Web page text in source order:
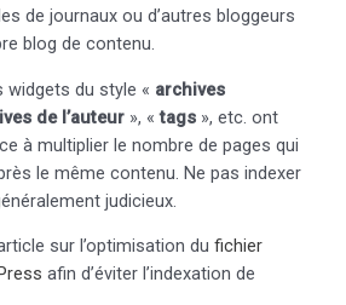
de journaux ou d’autres bloggeurs
blog de contenu.
widgets du style « archives
de l’auteur », «tags », etc. ont
à multiplier le nombre de pages qui
le même contenu. Ne pas indexer
judicieux.
sur l’optimisation dufichier
afin d’éviter l’indexation de